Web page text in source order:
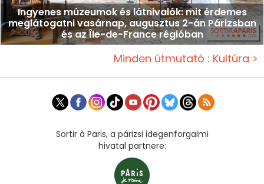
Ingyenes múzeumok és látnivalók: mit érdemes
meglátogatni vasárnap, augusztus 2-án Párizsban
és az Île-de-France régióban
Minden útmutató : Kultúra >
Sortir à Paris, a párizsi idegenforgalmi
hivatal partnere: